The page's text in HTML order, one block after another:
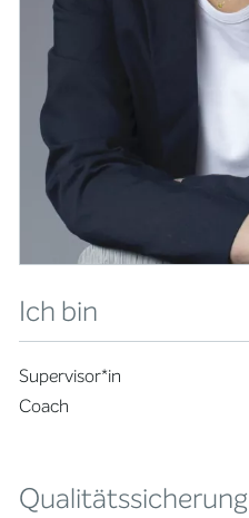
Ich bin
Supervisor*in
Coach
Qualitätssicherung